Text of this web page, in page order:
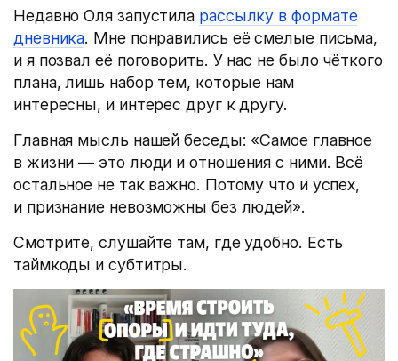
Недавно Оля запустила рассылку в формате
дневника. Мне понравились её смелые письма,
и я позвал её поговорить. У нас не было чёткого
плана, лишь набор тем, которые нам
интересны, и интерес друг к другу.
Главная мысль нашей беседы: «Самое главное
в жизни — это люди и отношения с ними. Всё
остальное не так важно. Потому что и успех,
и признание невозможны без людей».
Смотрите, слушайте там, где удобно. Есть
таймкоды и субтитры.